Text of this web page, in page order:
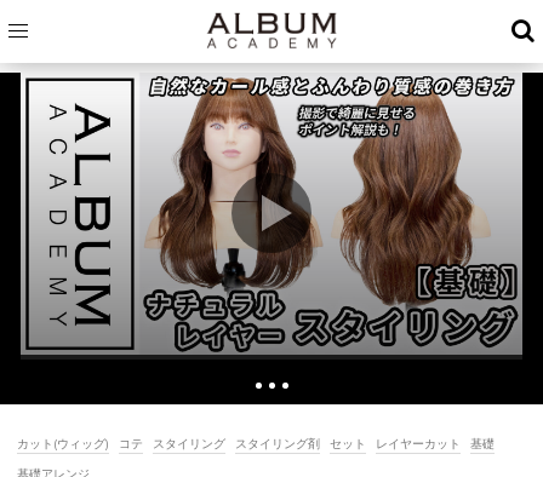
自動再生
概要説明 00:11
カット(ウィッグ) コテ スタイリング スタイリング剤 セット レイヤーカット
基礎
基礎アレンジ